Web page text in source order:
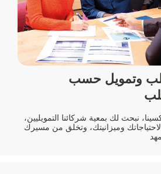
وتمويل حسب
نبحث لك بمعية شركائنا التمويليين،
وميزانيتك، وتخلق من مسيرك